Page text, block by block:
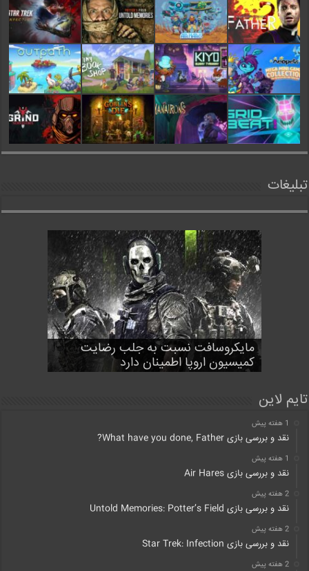
تبلیغات
مایکروسافت نسبت به جلب رضایت
کمیسیون اروپا اطمینان دارد
۱۴ بازی انحصاری مورد انتظار ایکس
باکس
اطلاعات جدیدی از سریال God Of War
منتشر شد
اسپنسر: حاضریم مدت تعهد پیشین خود
مبنی بر ارائه CoD روی پلی استیشن را
افزایش دهیم
شخصیت Marvin the Martian و
استیج Game of Thrones به
MultiVersus خواهند آمد
تایم لاین
1 هفته پیش
نقد و بررسی بازی What have you done, Father?
1 هفته پیش
نقد و بررسی بازی Air Hares
2 هفته پیش
نقد و بررسی بازی Untold Memories: Potter’s Field
2 هفته پیش
نقد و بررسی بازی Star Trek: Infection
2 هفته پیش